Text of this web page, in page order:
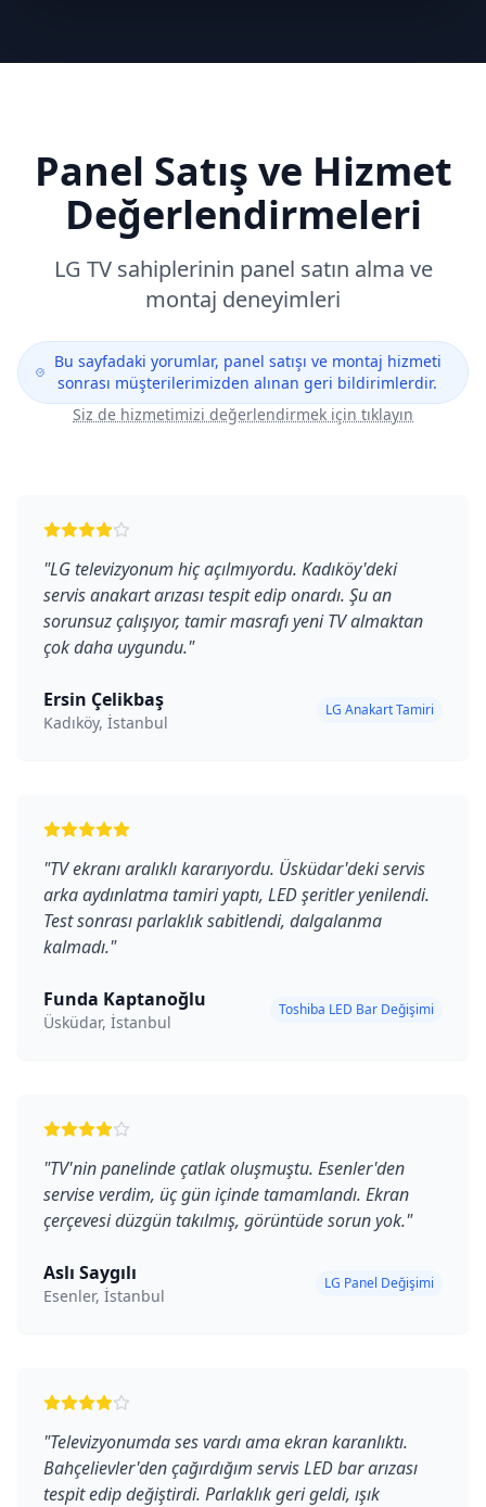
Panel Satış ve Hizmet
Değerlendirmeleri
LG TV sahiplerinin panel satın alma ve
montaj deneyimleri
Bu sayfadaki yorumlar, panel satışı ve montaj hizmeti
sonrası müşterilerimizden alınan geri bildirimlerdir.
Siz de hizmetimizi değerlendirmek için tıklayın
"LG televizyonum hiç açılmıyordu. Kadıköy'deki
servis anakart arızası tespit edip onardı. Şu an
sorunsuz çalışıyor, tamir masrafı yeni TV almaktan
çok daha uygundu."
Ersin Çelikbaş
Kadıköy, İstanbul
LG Anakart Tamiri
"TV ekranı aralıklı kararıyordu. Üsküdar'deki servis
arka aydınlatma tamiri yaptı, LED şeritler yenilendi.
Test sonrası parlaklık sabitlendi, dalgalanma
kalmadı."
Funda Kaptanoğlu
Üsküdar, İstanbul
Toshiba LED Bar Değişimi
"TV'nin panelinde çatlak oluşmuştu. Esenler'den
servise verdim, üç gün içinde tamamlandı. Ekran
çerçevesi düzgün takılmış, görüntüde sorun yok."
Aslı Saygılı
Esenler, İstanbul
LG Panel Değişimi
"Televizyonumda ses vardı ama ekran karanlıktı.
Bahçelievler'den çağırdığım servis LED bar arızası
tespit edip değiştirdi. Parlaklık geri geldi, ışık